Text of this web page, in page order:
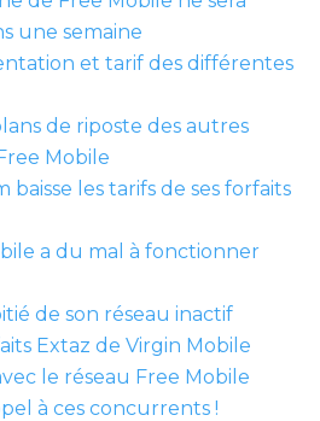
une semaine
et tarif des différentes
de riposte des autres
Mobile
baisse les tarifs de ses forfaits
a du mal à fonctionner
de son réseau inactif
Extaz de Virgin Mobile
le réseau Free Mobile
à ces concurrents !